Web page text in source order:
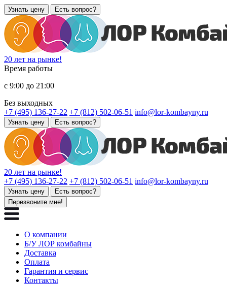
Узнать цену Есть вопрос?
20 лет на рынке!
Время работы
с 9:00 до 21:00
Без выходных
+7 (495) 136-27-22 +7 (812) 502-06-51 info@lor-kombayny.ru
Узнать цену Есть вопрос?
20 лет на рынке!
+7 (495) 136-27-22 +7 (812) 502-06-51 info@lor-kombayny.ru
Узнать цену
Есть вопрос?
Перезвоните мне!
О компании
Б/У ЛОР комбайны
Доставка
Оплата
Гарантия и сервис
Контакты